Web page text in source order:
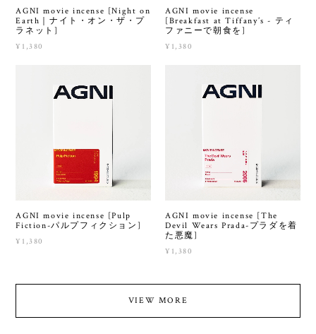
AGNI movie incense [Night on
Earth｜ナイト・オン・ザ・プ
ラネット]
¥1,380
AGNI movie incense
[Breakfast at Tiffany’s - ティ
ファニーで朝食を]
¥1,380
AGNI movie incense [Pulp
Fiction-パルプフィクション]
¥1,380
AGNI movie incense [The
Devil Wears Prada-プラダを着
た悪魔]
¥1,380
VIEW MORE